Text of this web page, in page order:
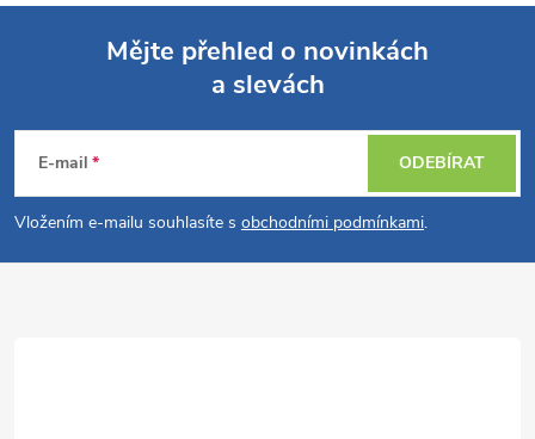
p
a
Mějte přehled o novinkách
a slevách
E-mail
Vložením e-mailu souhlasíte s obchodními podmínkami.
ODEBÍRAT